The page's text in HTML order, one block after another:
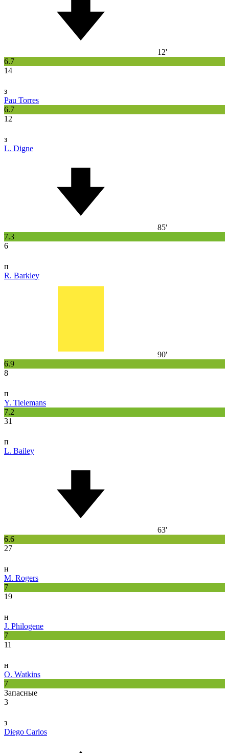
12'
6.7
14
з
Pau Torres
6.7
12
з
L. Digne
85'
7.3
6
п
R. Barkley
90'
6.9
8
п
Y. Tielemans
7.2
31
п
L. Bailey
63'
6.6
27
н
M. Rogers
7
19
н
J. Philogene
7
11
н
O. Watkins
7
Запасные
3
з
Diego Carlos